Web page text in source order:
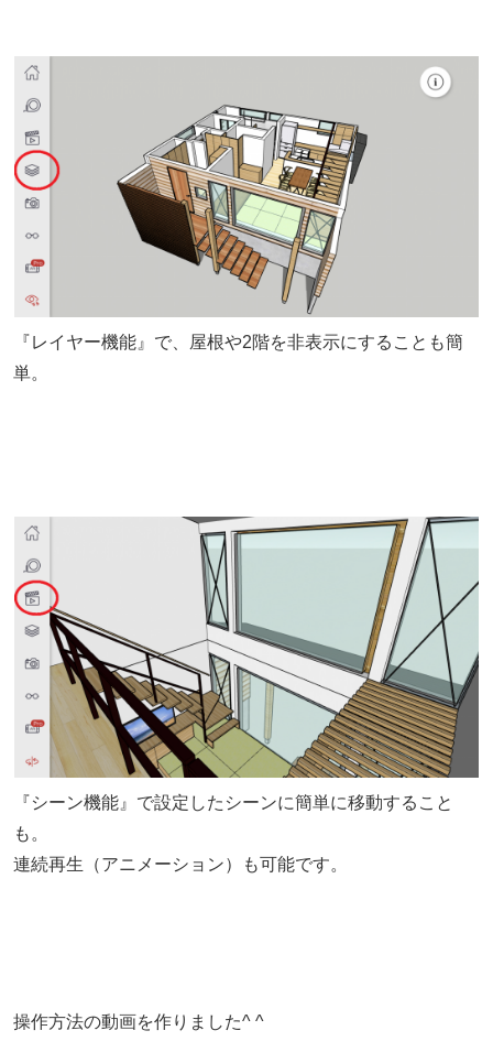
『レイヤー機能』で、屋根や2階を非表示にすることも簡
単。
『シーン機能』で設定したシーンに簡単に移動すること
も。
連続再生（アニメーション）も可能です。
操作方法の動画を作りました^ ^